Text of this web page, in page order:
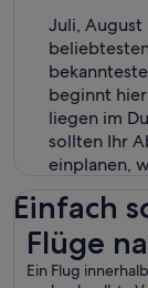
Juli, August
beginnt
liegen im
sollten Ihr
einplanen,
Einfach
Flüge
Ein Flug
Flüge nach